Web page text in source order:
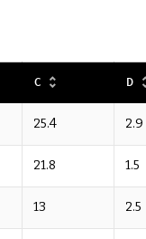
C D
25.4 2.9
21.8 1.5
13 2.5